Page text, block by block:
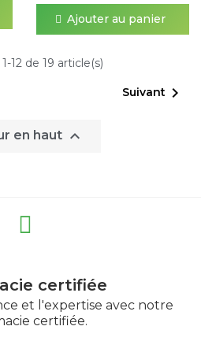
Ajouter au panier
12 de 19 article(s)
Suivant 
en haut 
certifiée
et l'expertise avec notre
certifiée.